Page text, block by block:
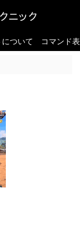
ついて コマンド